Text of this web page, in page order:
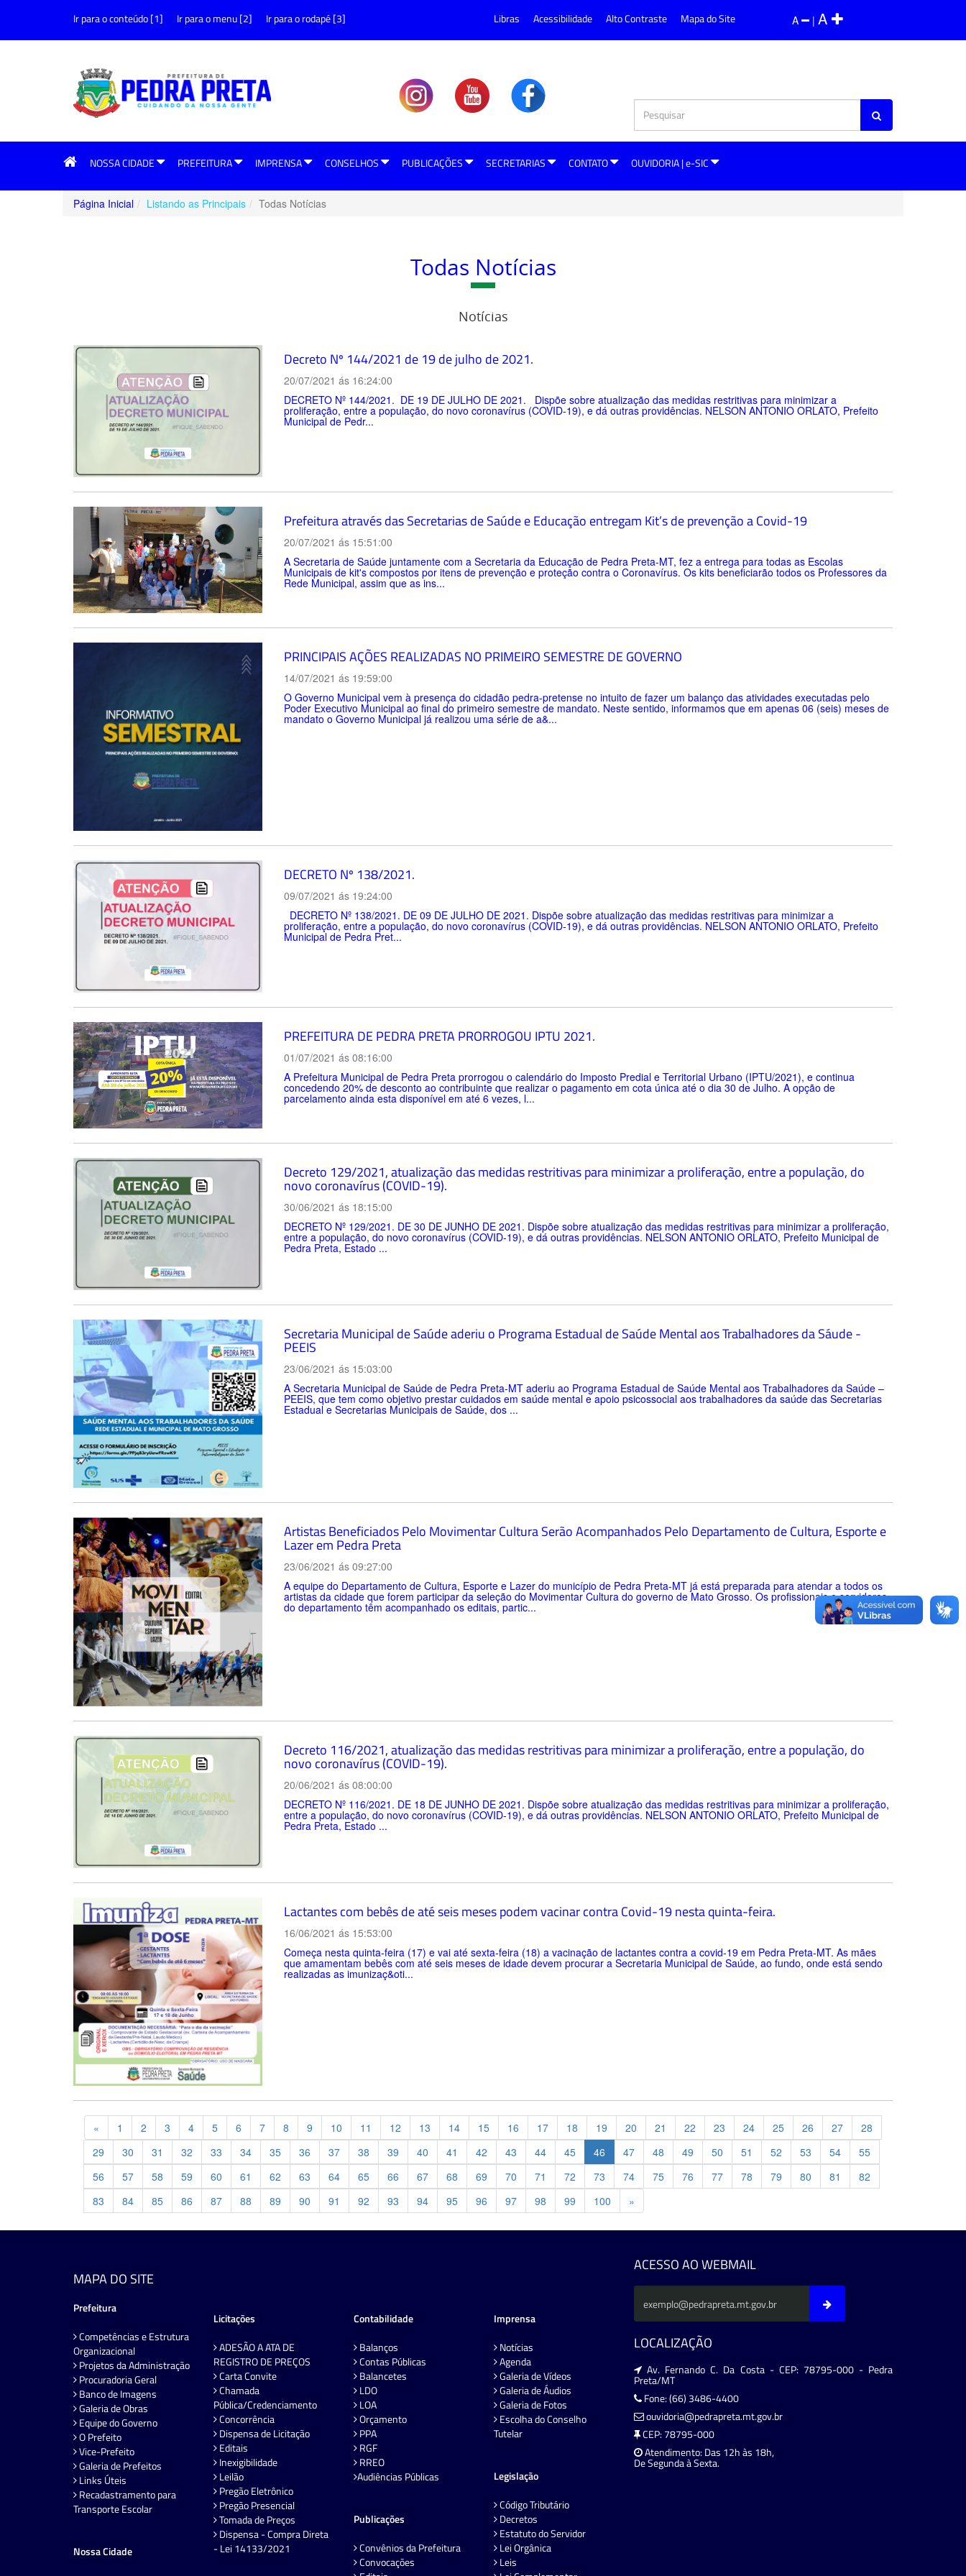
Ir para o conteúdo [1] Ir para o menu [2] Ir para o rodapé [3] A | A
Libras Acessibilidade Alto Contraste Mapa do Site
NOSSA CIDADE PREFEITURA IMPRENSA CONSELHOS PUBLICAÇÕES SECRETARIAS CONTATO OUVIDORIA | e-SIC
Página Inicial Listando as Principais Todas Notícias
Todas Notícias
Notícias
Decreto Nº 144/2021 de 19 de julho de 2021.
20/07/2021 ás 16:24:00
DECRETO Nº 144/2021. DE 19 DE JULHO DE 2021. Dispõe sobre atualização das medidas restritivas para minimizar a
proliferação, entre a população, do novo coronavírus (COVID-19), e dá outras providências. NELSON ANTONIO ORLATO, Prefeito
Municipal de Pedr...
Prefeitura através das Secretarias de Saúde e Educação entregam Kit’s de prevenção a Covid-19
20/07/2021 ás 15:51:00
A Secretaria de Saúde juntamente com a Secretaria da Educação de Pedra Preta-MT, fez a entrega para todas as Escolas
Municipais de kit's compostos por itens de prevenção e proteção contra o Coronavírus. Os kits beneficiarão todos os Professores da
Rede Municipal, assim que as ins...
PRINCIPAIS AÇÕES REALIZADAS NO PRIMEIRO SEMESTRE DE GOVERNO
14/07/2021 ás 19:59:00
O Governo Municipal vem à presença do cidadão pedra-pretense no intuito de fazer um balanço das atividades executadas pelo
Poder Executivo Municipal ao final do primeiro semestre de mandato. Neste sentido, informamos que em apenas 06 (seis) meses de
mandato o Governo Municipal já realizou uma série de a&...
DECRETO Nº 138/2021.
09/07/2021 ás 19:24:00
DECRETO Nº 138/2021. DE 09 DE JULHO DE 2021. Dispõe sobre atualização das medidas restritivas para minimizar a
proliferação, entre a população, do novo coronavírus (COVID-19), e dá outras providências. NELSON ANTONIO ORLATO, Prefeito
Municipal de Pedra Pret...
PREFEITURA DE PEDRA PRETA PRORROGOU IPTU 2021.
01/07/2021 ás 08:16:00
A Prefeitura Municipal de Pedra Preta prorrogou o calendário do Imposto Predial e Territorial Urbano (IPTU/2021), e continua
concedendo 20% de desconto ao contribuinte que realizar o pagamento em cota única até o dia 30 de Julho. A opção de
parcelamento ainda esta disponível em até 6 vezes, l...
Decreto 129/2021, atualização das medidas restritivas para minimizar a proliferação, entre a população, do
novo coronavírus (COVID-19).
30/06/2021 ás 18:15:00
DECRETO Nº 129/2021. DE 30 DE JUNHO DE 2021. Dispõe sobre atualização das medidas restritivas para minimizar a proliferação,
entre a população, do novo coronavírus (COVID-19), e dá outras providências. NELSON ANTONIO ORLATO, Prefeito Municipal de
Pedra Preta, Estado ...
Secretaria Municipal de Saúde aderiu o Programa Estadual de Saúde Mental aos Trabalhadores da Sáude -
PEEIS
23/06/2021 ás 15:03:00
A Secretaria Municipal de Saúde de Pedra Preta-MT aderiu ao Programa Estadual de Saúde Mental aos Trabalhadores da Saúde –
PEEIS, que tem como objetivo prestar cuidados em saúde mental e apoio psicossocial aos trabalhadores da saúde das Secretarias
Estadual e Secretarias Municipais de Saúde, dos ...
Artistas Beneficiados Pelo Movimentar Cultura Serão Acompanhados Pelo Departamento de Cultura, Esporte e
Lazer em Pedra Preta
23/06/2021 ás 09:27:00
A equipe do Departamento de Cultura, Esporte e Lazer do município de Pedra Preta-MT já está preparada para atendar a todos os
artistas da cidade que forem participar da seleção do Movimentar Cultura do governo de Mato Grosso. Os profissionais e servidores
do departamento têm acompanhado os editais, partic...
Decreto 116/2021, atualização das medidas restritivas para minimizar a proliferação, entre a população, do
novo coronavírus (COVID-19).
20/06/2021 ás 08:00:00
DECRETO Nº 116/2021. DE 18 DE JUNHO DE 2021. Dispõe sobre atualização das medidas restritivas para minimizar a proliferação,
entre a população, do novo coronavírus (COVID-19), e dá outras providências. NELSON ANTONIO ORLATO, Prefeito Municipal de
Pedra Preta, Estado ...
Lactantes com bebês de até seis meses podem vacinar contra Covid-19 nesta quinta-feira.
16/06/2021 ás 15:53:00
Começa nesta quinta-feira (17) e vai até sexta-feira (18) a vacinação de lactantes contra a covid-19 em Pedra Preta-MT. As mães
que amamentam bebês com até seis meses de idade devem procurar a Secretaria Municipal de Saúde, ao fundo, onde está sendo
realizadas as imunizaç&oti...
« Previous
1 2 3 4 5 6 7 8 9 10 11 12 13 14 15 16 17 18 19 20 21 22 23 24 25 26 27
28
29
30 31 32 33 34 35 36 37 38 39 40 41 42 43 44 45 46 47 48 49 50 51 52 53 54
55
56
57 58 59 60 61 62 63 64 65 66 67 68 69 70 71 72 73 74 75 76 77 78 79 80 81
82
83
84 85 86 87 88 89 90 91 92 93 94 95 96 97 98 99 100 »
MAPA DO SITE
Prefeitura
Competências e Estrutura
Organizacional
Projetos da Administração
Procuradoria Geral
Banco de Imagens
Galeria de Obras
Equipe do Governo
O Prefeito
Vice-Prefeito
Galeria de Prefeitos
Links Úteis
Recadastramento para
Transporte Escolar
Nossa Cidade
Licitações
ADESÃO A ATA DE
REGISTRO DE PREÇOS
Carta Convite
Chamada
Pública/Credenciamento
Concorrência
Dispensa de Licitação
Editais
Inexigibilidade
Leilão
Pregão Eletrônico
Pregão Presencial
Tomada de Preços
Dispensa - Compra Direta
- Lei 14133/2021
Contabilidade
Balanços
Contas Públicas
Balancetes
LDO
LOA
Orçamento
PPA
RGF
RREO
Audiências Públicas
Publicações
Convênios da Prefeitura
Convocações
Imprensa
Notícias
Agenda
Galeria de Vídeos
Galeria de Áudios
Galeria de Fotos
Escolha do Conselho
Tutelar
Legislação
Código Tributário
Decretos
Estatuto do Servidor
Lei Orgânica
Leis
ACESSO AO WEBMAIL
LOCALIZAÇÃO
Av. Fernando C. Da Costa - CEP: 78795-000 - Pedra
Preta/MT
Fone: (66) 3486-4400
ouvidoria@pedrapreta.mt.gov.br
CEP: 78795-000
Atendimento: Das 12h às 18h,
De Segunda à Sexta.